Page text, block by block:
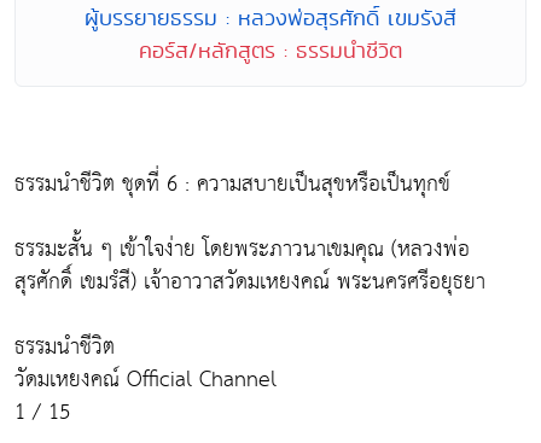
ผู้บรรยายธรรม : หลวงพ่อสุรศักดิ์ เขมรังสี
คอร์ส/หลักสูตร : ธรรมนำชีวิต
ธรรมนำชีวิต ชุดที่ 6 : ความสบายเป็นสุขหรือเป็นทุกข์
ธรรมะสั้น ๆ เข้าใจง่าย โดยพระภาวนาเขมคุณ (หลวงพ่อ
สุรศักดิ์ เขมรํสี) เจ้าอาวาสวัดมเหยงคณ์ พระนครศรีอยุธยา
ธรรมนำชีวิต
วัดมเหยงคณ์ Official Channel
1 / 15